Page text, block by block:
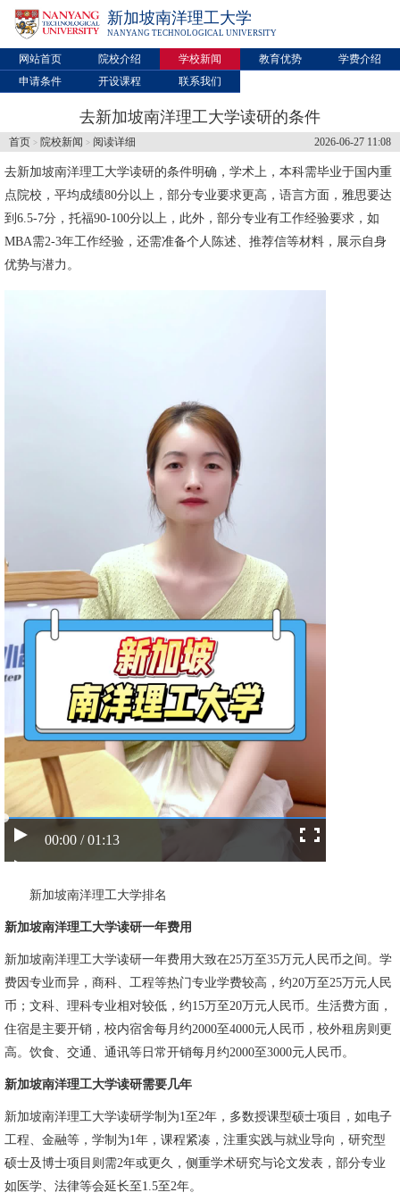
新加坡南洋理工大学
NANYANG TECHNOLOGICAL UNIVERSITY
网站首页 院校介绍 学校新闻 教育优势
学费介绍
申请条件
开设课程 联系我们
去新加坡南洋理工大学读研的条件
2026-06-27 11:08
首页 > 院校新闻 > 阅读详细
去新加坡南洋理工大学读研的条件明确，学术上，本科需毕业于国内重
点院校，平均成绩80分以上，部分专业要求更高，语言方面，雅思要达
到6.5-7分，托福90-100分以上，此外，部分专业有工作经验要求，如
MBA需2-3年工作经验，还需准备个人陈述、推荐信等材料，展示自身
优势与潜力。
00:00 / 01:13
新加坡南洋理工大学排名
新加坡南洋理工大学读研一年费用
新加坡南洋理工大学读研一年费用大致在25万至35万元人民币之间。学
费因专业而异，商科、工程等热门专业学费较高，约20万至25万元人民
币；文科、理科专业相对较低，约15万至20万元人民币。生活费方面，
住宿是主要开销，校内宿舍每月约2000至4000元人民币，校外租房则更
高。饮食、交通、通讯等日常开销每月约2000至3000元人民币。
新加坡南洋理工大学读研需要几年
新加坡南洋理工大学读研学制为1至2年，多数授课型硕士项目，如电子
工程、金融等，学制为1年，课程紧凑，注重实践与就业导向，研究型
硕士及博士项目则需2年或更久，侧重学术研究与论文发表，部分专业
如医学、法律等会延长至1.5至2年。